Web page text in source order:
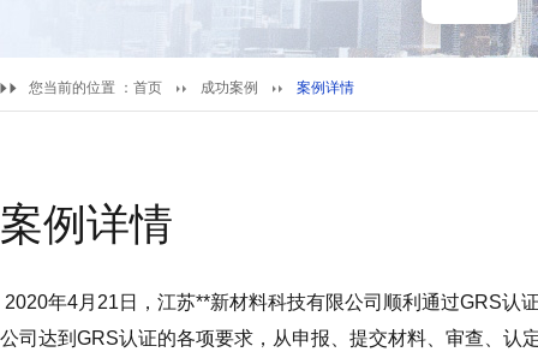
您当前的位置 ： 首页 成功案例 案例详情
案例详情
2020年4月21日，江苏**新材料科技有限公司顺利通过GRS认
公司达到GRS认证的各项要求，从申报、提交材料、审查、认